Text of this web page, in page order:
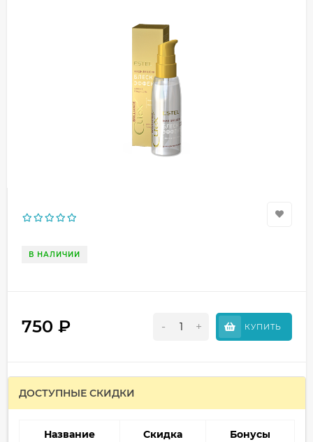
В НАЛИЧИИ
750 ₽ - + КУПИТЬ
ДОСТУПНЫЕ СКИДКИ
Название Скидка Бонусы